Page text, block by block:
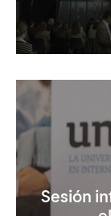
Sesión